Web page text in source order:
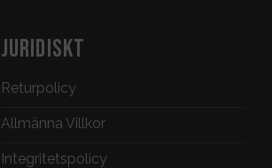
JURIDISKT
Returpolicy
Allmänna Villkor
Integritetspolicy